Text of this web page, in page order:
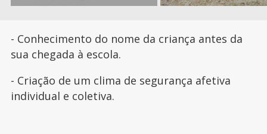
- Conhecimento do nome da criança antes da
sua chegada à escola.
- Criação de um clima de segurança afetiva
individual e coletiva.